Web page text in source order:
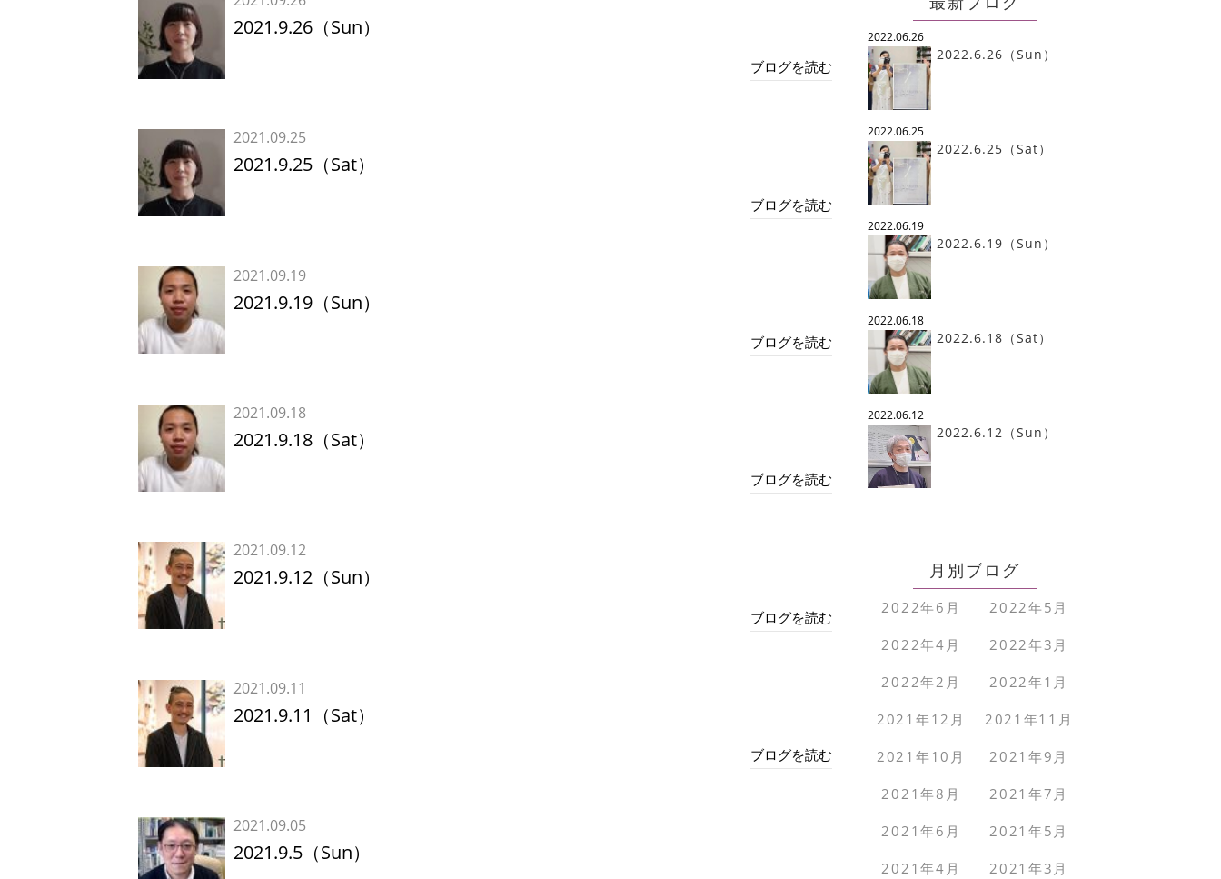
2021.9.26（Sun）
ブログを読む
2021.09.25
2021.9.25（Sat）
ブログを読む
2021.09.19
2021.9.19（Sun）
ブログを読む
2021.09.18
2021.9.18（Sat）
ブログを読む
2021.09.12
2021.9.12（Sun）
ブログを読む
2021.09.11
2021.9.11（Sat）
ブログを読む
2021.09.05
2021.9.5（Sun）
2022.06.26
2022.6.26（Sun）
2022.06.25
2022.6.25（Sat）
2022.06.19
2022.6.19（Sun）
2022.06.18
2022.6.18（Sat）
2022.06.12
2022.6.12（Sun）
月別ブログ
2022年6月 2022年5月
2022年4月 2022年3月
2022年2月 2022年1月
2021年12月 2021年11月
2021年10月 2021年9月
2021年8月 2021年7月
2021年6月 2021年5月
2021年4月 2021年3月